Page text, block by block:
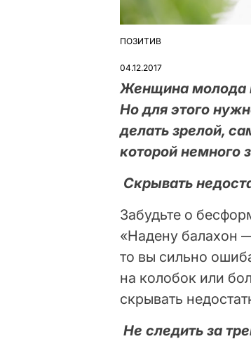
ОПУБЛІКУВАТИ
ПОЗИТИВ
04.12.2017
Женщина молода
Но для этого
делать зрелой,
которой немного
Скрывать
Забудьте о
«Надену балахон
то вы сильно
на колобок или
скрывать
Не следить за